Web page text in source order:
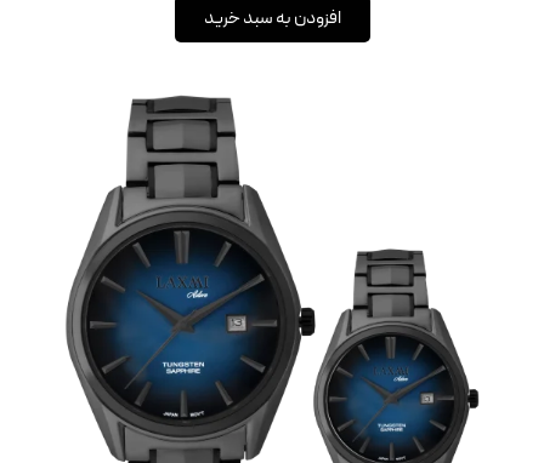
افزودن به سبد خرید